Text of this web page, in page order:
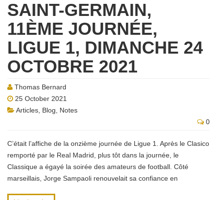
SAINT-GERMAIN,
11ÈME JOURNÉE,
LIGUE 1, DIMANCHE 24
OCTOBRE 2021
Thomas Bernard
25 October 2021
Articles Blog
Notes
0
C’était l’affiche de la onzième journée de Ligue 1. Après le Clasico
remporté par le Real Madrid, plus tôt dans la journée, le
Classique a égayé la soirée des amateurs de football. Côté
marseillais, Jorge Sampaoli renouvelait sa confiance en